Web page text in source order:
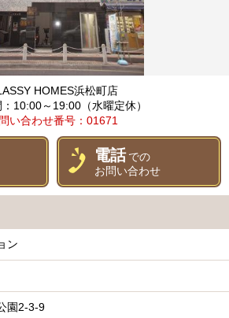
HOMES浜松町店
10:00～19:00（水曜定休）
い合わせ番号：01671
電話 での
お問い合わせ
ン
園2-3-9